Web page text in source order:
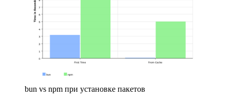
bun vs npm при установке пакетов